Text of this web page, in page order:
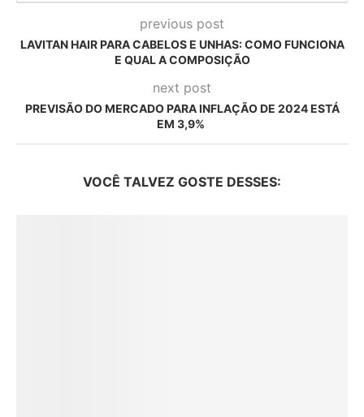
previous post
LAVITAN HAIR PARA CABELOS E UNHAS: COMO FUNCIONA
E QUAL A COMPOSIÇÃO
next post
PREVISÃO DO MERCADO PARA INFLAÇÃO DE 2024 ESTÁ
EM 3,9%
VOCÊ TALVEZ GOSTE DESSES: